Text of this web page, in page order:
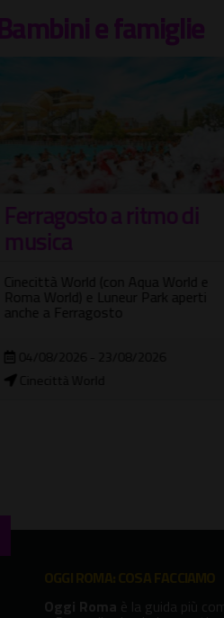
e famiglie
a ritmo di
World (con Aqua World e
World) e Luneur Park aperti
a Ferragosto
2026 - 23/08/2026
World